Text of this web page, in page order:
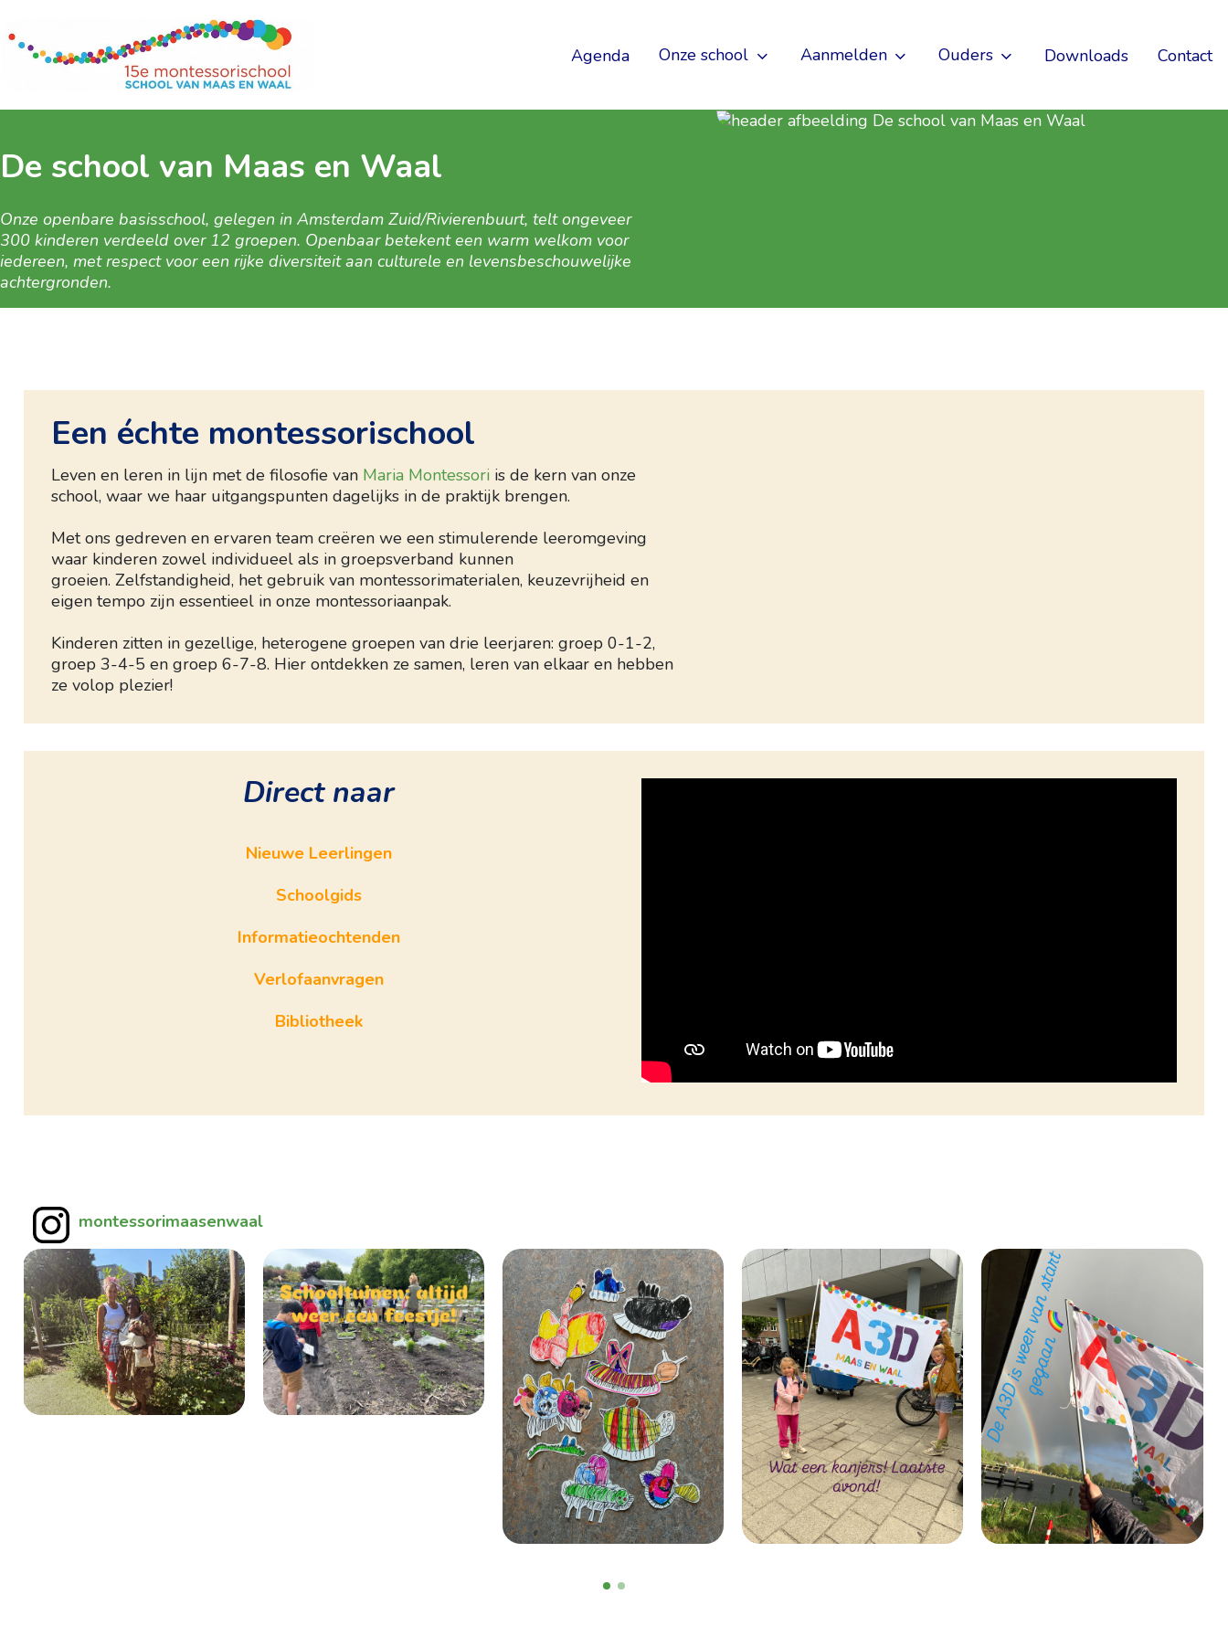
Agenda Onze school Aanmelden Ouders Downloads Contact
De school van Maas en Waal
Onze openbare basisschool, gelegen in Amsterdam Zuid/Rivierenbuurt, telt ongeveer
300 kinderen verdeeld over 12 groepen. Openbaar betekent een warm welkom voor
iedereen, met respect voor een rijke diversiteit aan culturele en levensbeschouwelijke
achtergronden.
Een échte montessorischool
Leven en leren in lijn met de filosofie van Maria Montessori is de kern van onze
school, waar we haar uitgangspunten dagelijks in de praktijk brengen.
Met ons gedreven en ervaren team creëren we een stimulerende leeromgeving
waar kinderen zowel individueel als in groepsverband kunnen
groeien. Zelfstandigheid, het gebruik van montessorimaterialen, keuzevrijheid en
eigen tempo zijn essentieel in onze montessoriaanpak.
Kinderen zitten in gezellige, heterogene groepen van drie leerjaren: groep 0-1-2,
groep 3-4-5 en groep 6-7-8. Hier ontdekken ze samen, leren van elkaar en hebben
ze volop plezier!
Direct naar
Nieuwe Leerlingen
Schoolgids
Informatieochtenden
Verlofaanvragen
Bibliotheek
montessorimaasenwaal